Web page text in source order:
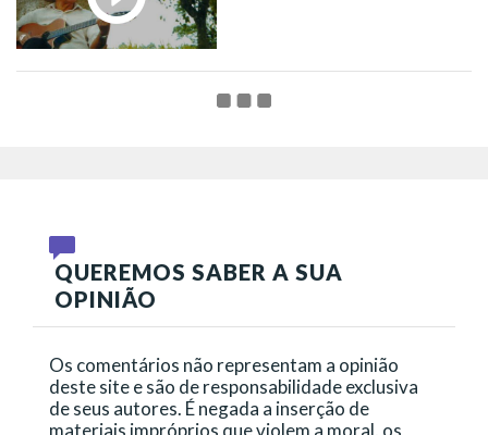
QUEREMOS SABER A SUA
OPINIÃO
Os comentários não representam a opinião
deste site e são de responsabilidade exclusiva
de seus autores. É negada a inserção de
materiais impróprios que violem a moral, os